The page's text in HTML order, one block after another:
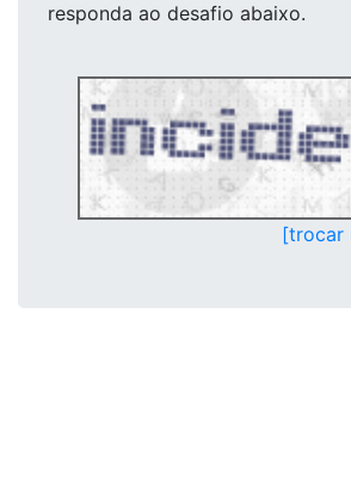
responda ao desafio abaixo.
[trocar